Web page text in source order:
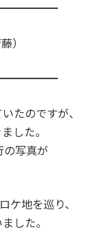
）
たのですが、
した。
の写真が
ケ地を巡り、
した。